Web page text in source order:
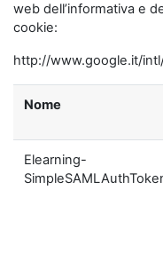
web dell’informativa e
cookie:
http://www.google.it/
Nome
Elearning-